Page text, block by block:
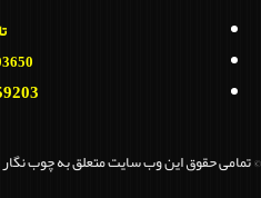
© تمامی حقوق این وب سایت متعلق به چوب